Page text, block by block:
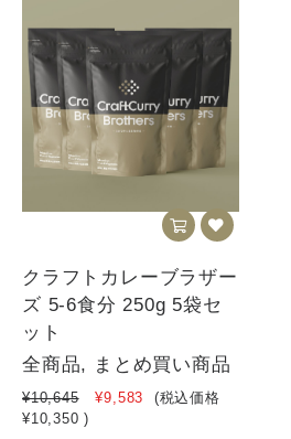
クラフトカレーブラザー
ズ 5-6食分 250g 5袋セ
ット
全商品, まとめ買い商品
¥10,645 ¥9,583
(税込価格
¥10,350 )